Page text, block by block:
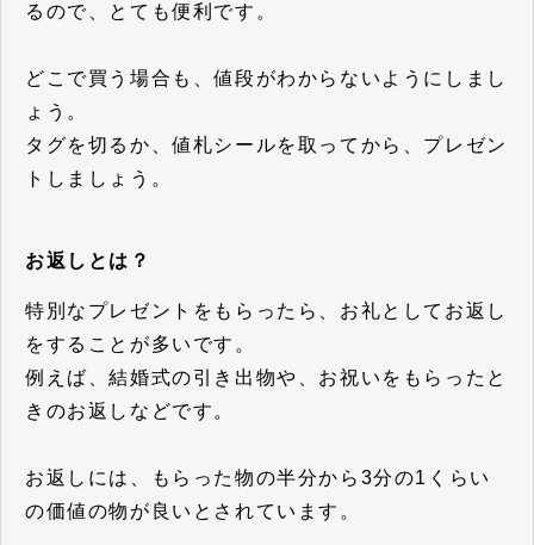
るので、とても便利です。
どこで買う場合も、値段がわからないようにしまし
ょう。
タグを切るか、値札シールを取ってから、プレゼン
トしましょう。
お返しとは？
特別なプレゼントをもらったら、お礼としてお返し
をすることが多いです。
例えば、結婚式の引き出物や、お祝いをもらったと
きのお返しなどです。
お返しには、もらった物の半分から3分の1くらい
の価値の物が良いとされています。